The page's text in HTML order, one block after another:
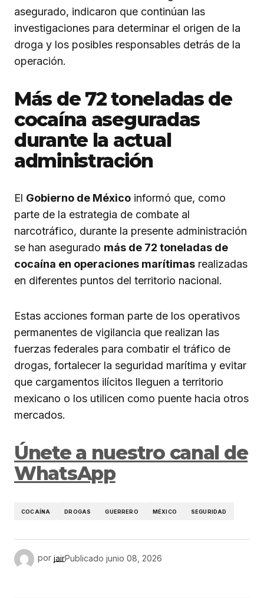
asegurado, indicaron que continúan las
investigaciones para determinar el origen de la
droga y los posibles responsables detrás de la
operación.
Más de 72 toneladas de
cocaína aseguradas
durante la actual
administración
El Gobierno de México informó que, como
parte de la estrategia de combate al
narcotráfico, durante la presente administración
se han asegurado más de 72 toneladas de
cocaína en operaciones marítimas realizadas
en diferentes puntos del territorio nacional.
Estas acciones forman parte de los operativos
permanentes de vigilancia que realizan las
fuerzas federales para combatir el tráfico de
drogas, fortalecer la seguridad marítima y evitar
que cargamentos ilícitos lleguen a territorio
mexicano o los utilicen como puente hacia otros
mercados.
Únete a nuestro canal de
WhatsApp
COCAÍNA DROGAS GUERRERO MÉXICO SEGURIDAD
por jairPublicado junio 08, 2026